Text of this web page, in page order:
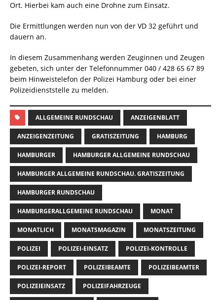
Ort. Hierbei kam auch eine Drohne zum Einsatz.
Die Ermittlungen werden nun von der VD 32 geführt und
dauern an.
In diesem Zusammenhang werden Zeuginnen und Zeugen
gebeten, sich unter der Telefonnummer 040 / 428 65 67 89
beim Hinweistelefon der Polizei Hamburg oder bei einer
Polizeidienststelle zu melden.
ALLGEMEINE RUNDSCHAU ANZEIGENBLATT
ANZEIGENZEITUNG GRATISZEITUNG HAMBURG
HAMBURGER HAMBURGER ALLGEMEINE RUNDSCHAU
HAMBURGER ALLGEMEINE RUNDSCHAU. GRATISZEITUNG
HAMBURGER RUNDSCHAU
HAMBURGERALLGEMEINE RUNDSCHAU MONAT
MONATLICH MONATSMAGAZIN MONATSZEITUNG
POLIZEI POLIZEI-EINSATZ POLIZEI-KONTROLLE
POLIZEI-REPORT POLIZEIBEAMTE POLIZEIBEAMTER
POLIZEIEINSATZ POLIZEIFAHRZEUGE